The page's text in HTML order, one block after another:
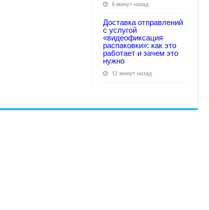
6 минут назад
Доставка отправлений
с услугой
«видеофиксация
распаковки»: как это
работает и зачем это
нужно
12 минут назад